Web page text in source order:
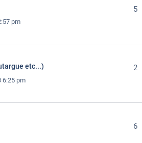
pm
5
etc...)
6:25 pm
2
6